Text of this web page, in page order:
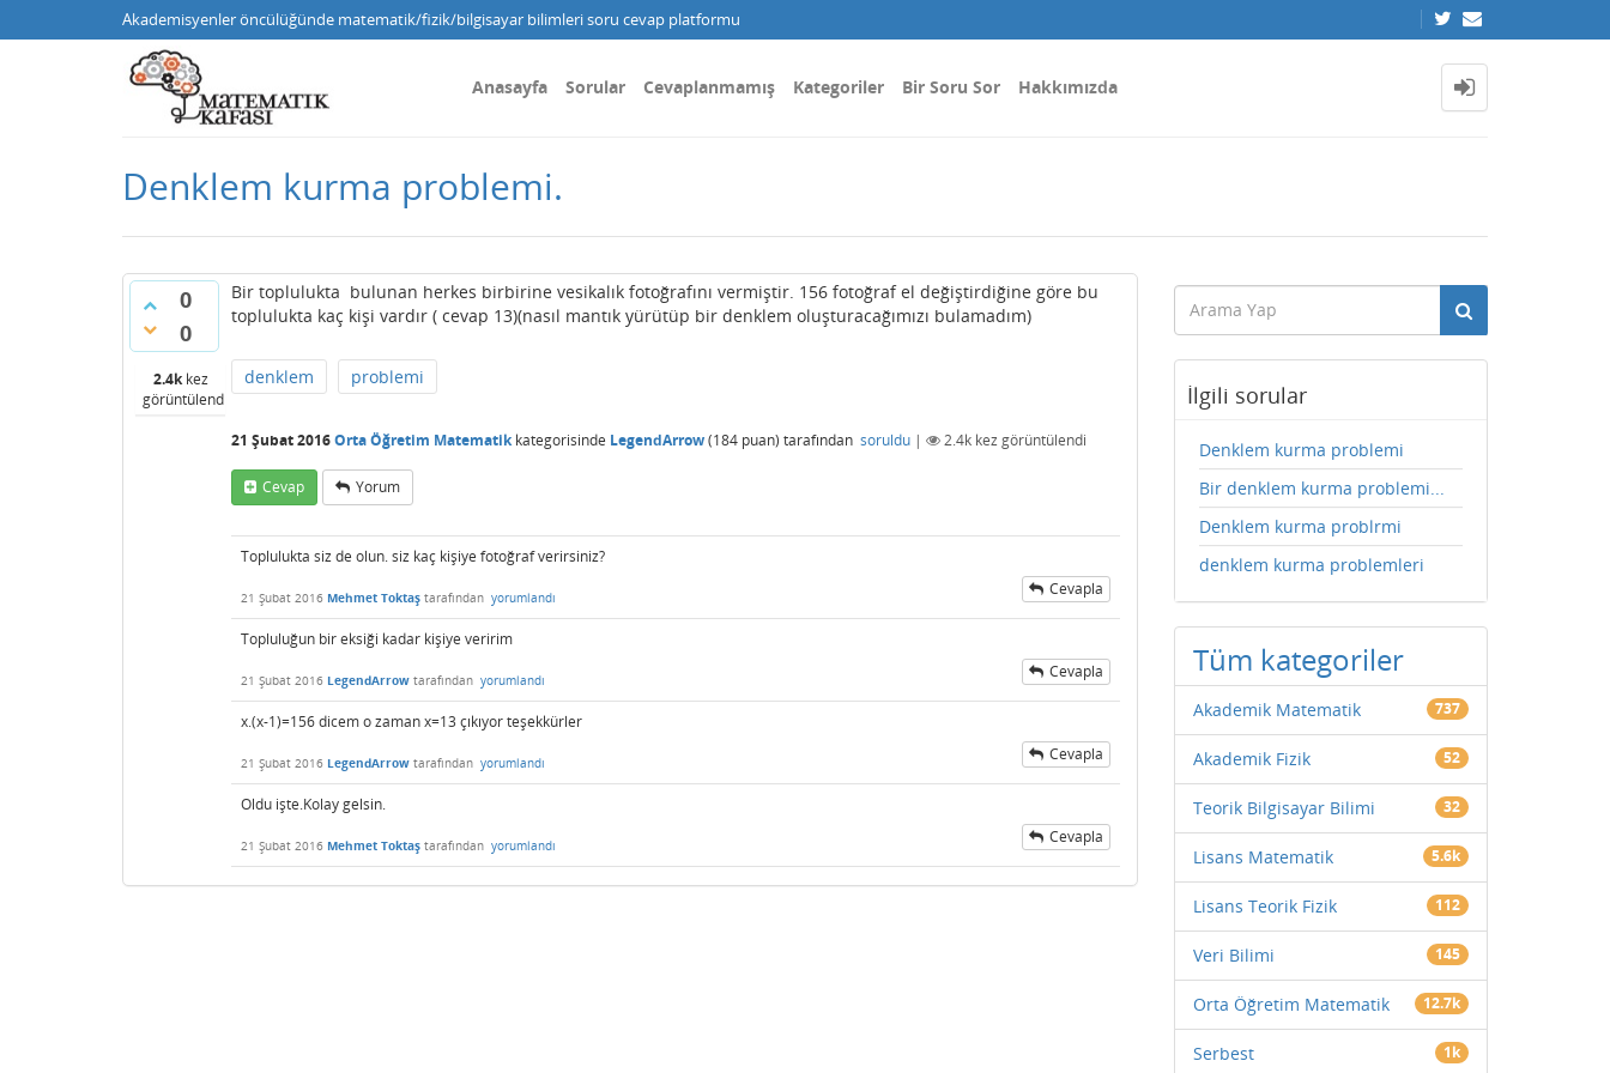
Akademisyenler öncülüğünde matematik/fizik/bilgisayar bilimleri soru cevap platformu
Anasayfa Sorular Cevaplanmamış Kategoriler Bir Soru Sor Hakkımızda
Denklem kurma problemi.
0
0
2.4kkez
görüntülendi
Bir toplulukta bulunan herkes birbirine vesikalık fotoğrafını vermiştir. 156 fotoğraf el değiştirdiğine göre bu
toplulukta kaç kişi vardır ( cevap 13)(nasıl mantık yürütüp bir denklem oluşturacağımızı bulamadım)
denklem problemi
21 Şubat 2016Orta Öğretim Matematikkategorisinde LegendArrow(184 puan) tarafından soruldu | 2.4k kez görüntülendi
Cevap Yorum
Toplulukta siz de olun. siz kaç kişiye fotoğraf verirsiniz?
21 Şubat 2016 Mehmet Toktaş tarafından yorumlandı Cevapla
Topluluğun bir eksiği kadar kişiye veririm
21 Şubat 2016 LegendArrow tarafından yorumlandı Cevapla
x.(x-1)=156 dicem o zaman x=13 çıkıyor teşekkürler
21 Şubat 2016 LegendArrow tarafından yorumlandı Cevapla
Oldu işte.Kolay gelsin.
21 Şubat 2016 Mehmet Toktaş tarafından yorumlandı Cevapla
İlgili sorular
Denklem kurma problemi
Bir denklem kurma problemi...
Denklem kurma problrmi
denklem kurma problemleri
Tüm kategoriler
Akademik Matematik 737
Akademik Fizik 52
Teorik Bilgisayar Bilimi 32
Lisans Matematik 5.6k
Lisans Teorik Fizik 112
Veri Bilimi 145
Orta Öğretim Matematik 12.7k
Serbest 1k